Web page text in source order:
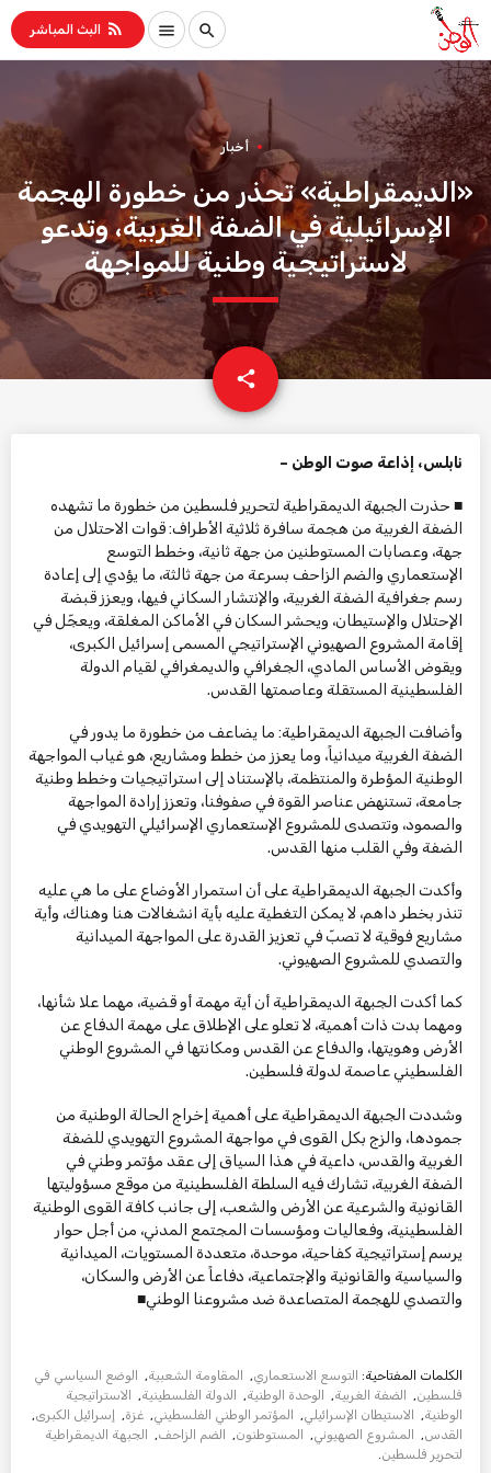
search
menu
rss_feed البث المباشر
أخبار
«الديمقراطية» تحذر من خطورة الهجمة
الإسرائيلية في الضفة الغربية، وتدعو
لاستراتيجية وطنية للمواجهة
share
email
نابلس، إذاعة صوت الوطن –
■ حذرت الجبهة الديمقراطية لتحرير فلسطين من خطورة ما تشهده
الضفة الغربية من هجمة سافرة ثلاثية الأطراف: قوات الاحتلال من
جهة، وعصابات المستوطنين من جهة ثانية، وخطط التوسع
الإستعماري والضم الزاحف بسرعة من جهة ثالثة، ما يؤدي إلى إعادة
رسم جغرافية الضفة الغربية، والإنتشار السكاني فيها، ويعزز قبضة
الإحتلال والإستيطان، ويحشر السكان في الأماكن المغلقة، ويعجّل في
إقامة المشروع الصهيوني الإستراتيجي المسمى إسرائيل الكبرى،
ويقوض الأساس المادي، الجغرافي والديمغرافي لقيام الدولة
الفلسطينية المستقلة وعاصمتها القدس.
وأضافت الجبهة الديمقراطية: ما يضاعف من خطورة ما يدور في
الضفة الغربية ميدانياً، وما يعزز من خطط ومشاريع، هو غياب المواجهة
الوطنية المؤطرة والمنتظمة، بالإستناد إلى استراتيجيات وخطط وطنية
جامعة، تستنهض عناصر القوة في صفوفنا، وتعزز إرادة المواجهة
والصمود، وتتصدى للمشروع الإستعماري الإسرائيلي التهويدي في
الضفة وفي القلب منها القدس.
وأكدت الجبهة الديمقراطية على أن استمرار الأوضاع على ما هي عليه
تنذر بخطر داهم، لا يمكن التغطية عليه بأية انشغالات هنا وهناك، وأية
مشاريع فوقية لا تصبّ في تعزيز القدرة على المواجهة الميدانية
والتصدي للمشروع الصهيوني.
كما أكدت الجبهة الديمقراطية أن أية مهمة أو قضية، مهما علا شأنها،
ومهما بدت ذات أهمية، لا تعلو على الإطلاق على مهمة الدفاع عن
الأرض وهويتها، والدفاع عن القدس ومكانتها في المشروع الوطني
الفلسطيني عاصمة لدولة فلسطين.
وشددت الجبهة الديمقراطية على أهمية إخراج الحالة الوطنية من
جمودها، والزج بكل القوى في مواجهة المشروع التهويدي للضفة
الغربية والقدس، داعية في هذا السياق إلى عقد مؤتمر وطني في
الضفة الغربية، تشارك فيه السلطة الفلسطينية من موقع مسؤوليتها
القانونية والشرعية عن الأرض والشعب، إلى جانب كافة القوى الوطنية
الفلسطينية، وفعاليات ومؤسسات المجتمع المدني، من أجل حوار
يرسم إستراتيجية كفاحية، موحدة، متعددة المستويات، الميدانية
والسياسية والقانونية والإجتماعية، دفاعاً عن الأرض والسكان،
والتصدي للهجمة المتصاعدة ضد مشروعنا الوطني■
الكلمات المفتاحية: التوسع الاستعماري, المقاومة الشعبية, الوضع السياسي في
فلسطين, الضفة الغربية, الوحدة الوطنية, الدولة الفلسطينية, الاستراتيجية
الوطنية, الاستيطان الإسرائيلي, المؤتمر الوطني الفلسطيني, غزة, إسرائيل الكبرى,
القدس, المشروع الصهيوني, المستوطنون, الضم الزاحف, الجبهة الديمقراطية
لتحرير فلسطين